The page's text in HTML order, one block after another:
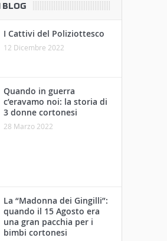
BLOG
I Cattivi del Poliziottesco
12 Dicembre 2022
Quando in guerra
c’eravamo noi: la storia di
3 donne cortonesi
28 Marzo 2022
La “Madonna dei Gingilli”:
quando il 15 Agosto era
una gran pacchia per i
bimbi cortonesi